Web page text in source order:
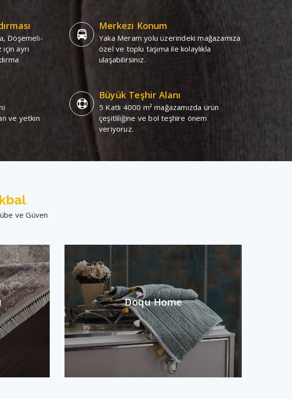
Döşemeli-
ayrı
Merkezi Konum
Yaka Meram yolu üzerindeki mağazamıza
özel ve toplu taşıma ile kolaylıkla
ulaşabilirsiniz.
ve yetkin
Büyük Teşhir Alanı
5 Katlı 4000 m² mağazamızda ürün
çeşitliliğine ve bol teşhire önem
veriyoruz.
ve Güven
Doqu Home